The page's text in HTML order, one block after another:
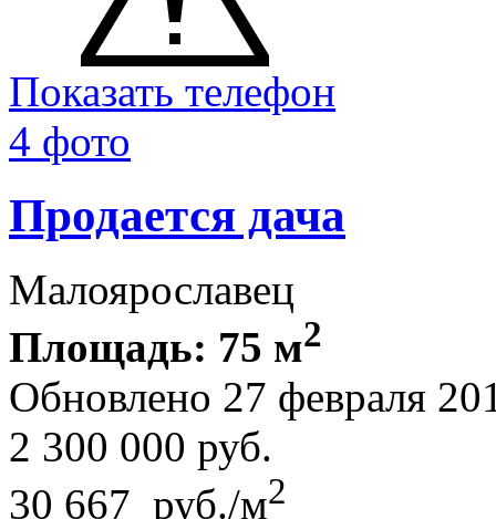
Показать телефон
4 фото
Продается дача
Малоярославец
Площадь: 75 м2
Обновлено 27 февраля
2 300 000 руб.
30 667 руб./м2